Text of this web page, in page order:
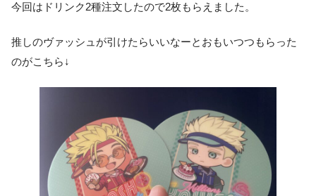
今回はドリンク2種注文したので2枚もらえました。
推しのヴァッシュが引けたらいいなーとおもいつつもらった
のがこちら↓